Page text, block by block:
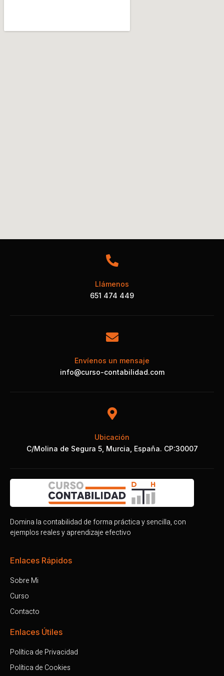
Llámenos
651 474 449
Envíenos un mensaje
info@curso-contabilidad.com
Ubicación
C/Molina de Segura 5, Murcia, España. CP:30007
Domina la contabilidad de forma práctica y sencilla, con
ejemplos reales y aprendizaje efectivo
Enlaces Rápidos
Sobre Mi
Curso
Contacto
Enlaces Útiles
Política de Privacidad
Política de Cookies